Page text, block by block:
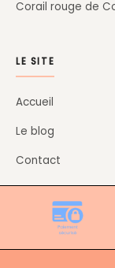
Corail rouge de
LE SITE
Accueil
Le blog
Contact